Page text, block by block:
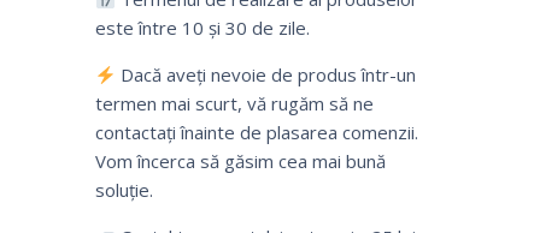
este între 10 și 30 de zile.
Dacă aveți nevoie de produs într-un
termen mai scurt, vă rugăm să ne
contactați înainte de plasarea comenzii.
Vom încerca să găsim cea mai bună
soluție.